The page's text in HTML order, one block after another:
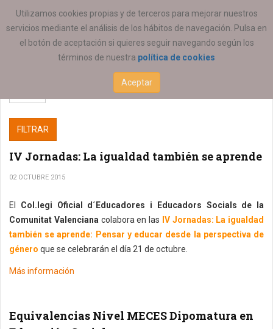
Utilizamos cookies propias y de terceros para mejorar nuestros
servicios mediante el análisis de los hábitos de navegación. Pulsa en
el botón de aceptación si quieres seguir navegando según los
términos de nuestra política de cookies
Aceptar
ESTÁ AQUÍ: COEESCV
FILTRAR
IV Jornadas: La igualdad también se aprende
02 OCTUBRE 2015
El
Col.legi Oficial d´Educadores i Educadors Socials de la
Comunitat Valenciana colabora en las IV Jornadas: La igualdad
también se aprende: Pensar y educar desde la perspectiva de
género que se celebrarán el día 21 de octubre.
Más información
Equivalencias Nivel MECES Dipomatura en